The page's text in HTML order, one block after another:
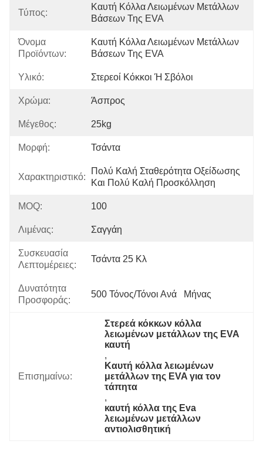
Τύπος:
Καυτή Κόλλα Λειωμένων Μετάλλων
Βάσεων Της EVA
Όνομα
Προϊόντων:
Καυτή Κόλλα Λειωμένων Μετάλλων
Βάσεων Της EVA
Υλικό: Στερεοί Κόκκοι Ή Σβόλοι
Χρώμα: Άσπρος
Μέγεθος: 25kg
Μορφή: Τσάντα
Χαρακτηριστικό:
Πολύ Καλή Σταθερότητα Οξείδωσης
Και Πολύ Καλή Προσκόλληση
MOQ: 100
Λιμένας: Σαγγάη
Συσκευασία
Λεπτομέρειες:
Τσάντα 25 Κλ
Δυνατότητα
Προσφοράς:
500 Τόνος/τόνοι Ανά   Μήνας
Επισημαίνω:
Στερεά κόκκων κόλλα
λειωμένων μετάλλων της EVA
καυτή
,
Καυτή κόλλα λειωμένων
μετάλλων της EVA για τον
τάπητα
,
καυτή κόλλα της Eva
λειωμένων μετάλλων
αντιολισθητική